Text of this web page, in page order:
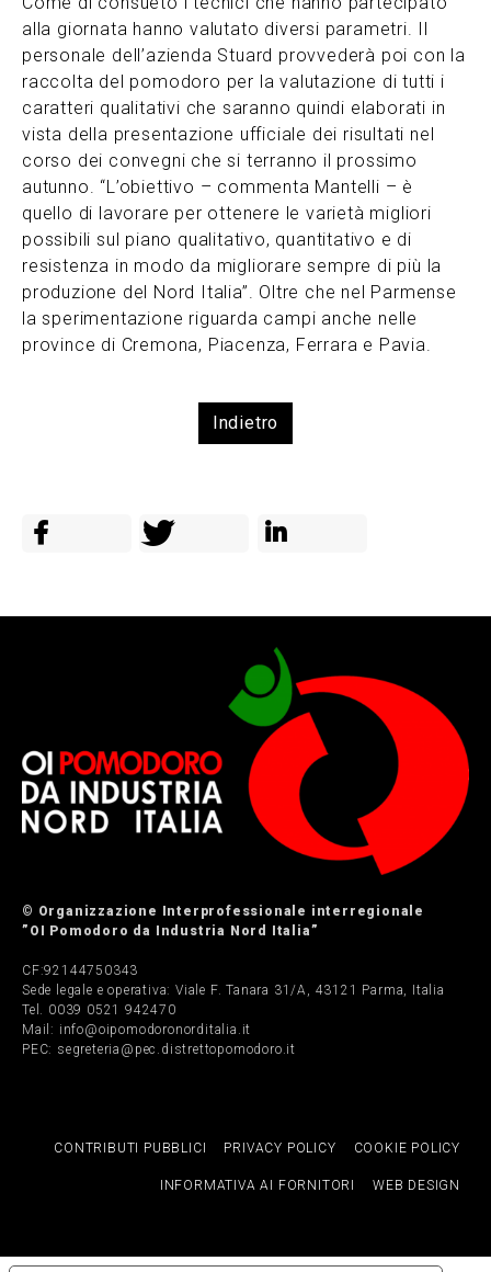
alla giornata hanno valutato diversi parametri. Il
personale dell’azienda Stuard provvederà poi con la
raccolta del pomodoro per la valutazione di tutti i
caratteri qualitativi che saranno quindi elaborati in
vista della presentazione ufficiale dei risultati nel
corso dei convegni che si terranno il prossimo
autunno. “L’obiettivo – commenta Mantelli – è
quello di lavorare per ottenere le varietà migliori
possibili sul piano qualitativo, quantitativo e di
resistenza in modo da migliorare sempre di più la
produzione del Nord Italia”. Oltre che nel Parmense
la sperimentazione riguarda campi anche nelle
province di Cremona, Piacenza, Ferrara e Pavia.
Indietro
© Organizzazione Interprofessionale interregionale
”OI Pomodoro da Industria Nord Italia”
CF:92144750343
Sede legale e operativa: Viale F. Tanara 31/A, 43121 Parma, Italia
Tel. 0039 0521 942470
Mail: info@oipomodoronorditalia.it
PEC: segreteria@pec.distrettopomodoro.it
CONTRIBUTI PUBBLICI PRIVACY POLICY COOKIE POLICY
INFORMATIVA AI FORNITORI WEB DESIGN